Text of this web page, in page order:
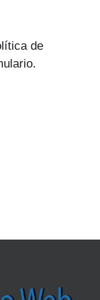
de